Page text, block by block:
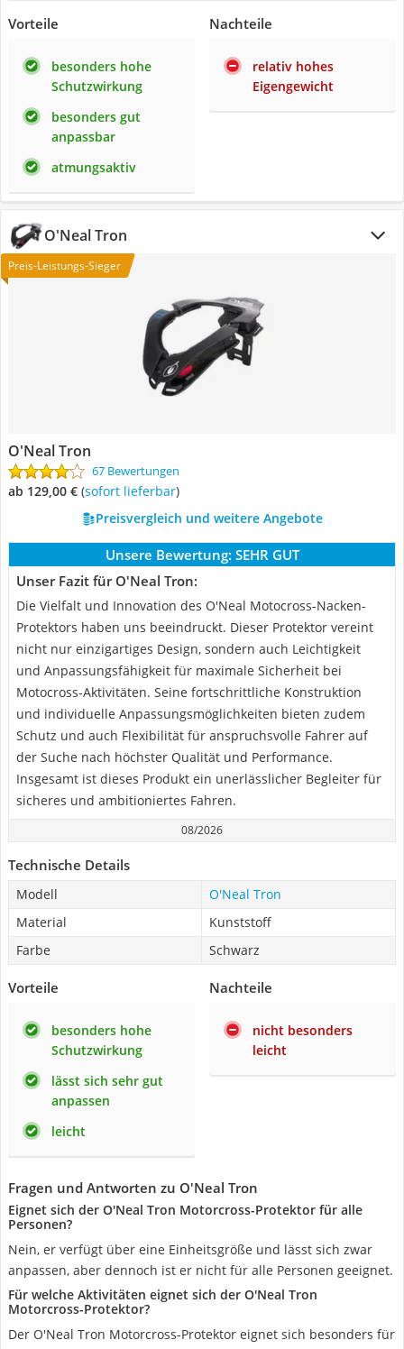
Vorteile
besonders hohe
Schutzwirkung
besonders gut
anpassbar
atmungsaktiv
Nachteile
relativ hohes
Eigengewicht
O'Neal Tron
Preis-Leistungs-Sieger
O'Neal Tron
67 Bewertungen
ab 129,00 € ( Sofort lieferbar)
Preisvergleich und weitere Angebote
Unsere Bewertung: SEHR GUT
Unser Fazit für O'Neal Tron:
Die Vielfalt und Innovation des O'Neal Motocross-Nacken-
Protektors haben uns beeindruckt. Dieser Protektor vereint
nicht nur einzigartiges Design, sondern auch Leichtigkeit
und Anpassungsfähigkeit für maximale Sicherheit bei
Motocross-Aktivitäten. Seine fortschrittliche Konstruktion
und individuelle Anpassungsmöglichkeiten bieten zudem
Schutz und auch Flexibilität für anspruchsvolle Fahrer auf
der Suche nach höchster Qualität und Performance.
Insgesamt ist dieses Produkt ein unerlässlicher Begleiter für
sicheres und ambitioniertes Fahren.
08/2026
Technische Details
Modell
O'Neal Tron
Material
Kunststoff
Farbe
Schwarz
Vorteile
besonders hohe
Schutzwirkung
lässt sich sehr gut
anpassen
leicht
Nachteile
nicht besonders
leicht
Fragen und Antworten zu O'Neal Tron
Eignet sich der O'Neal Tron Motorcross-Protektor für alle
Personen?
Nein, er verfügt über eine Einheitsgröße und lässt sich zwar
anpassen, aber dennoch ist er nicht für alle Personen geeignet.
Für welche Aktivitäten eignet sich der O'Neal Tron
Motorcross-Protektor?
Der O'Neal Tron Motorcross-Protektor eignet sich besonders für